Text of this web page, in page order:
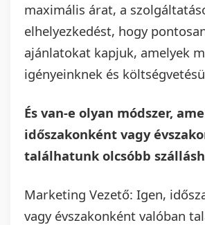
maximális árat, a
elhelyezkedést, hogy
ajánlatokat kapjuk, amelyek
igényeinknek és
És van-e olyan módszer,
időszakonként vagy
találhatunk olcsóbb
Marketing Vezető: Igen,
vagy évszakonként valóban